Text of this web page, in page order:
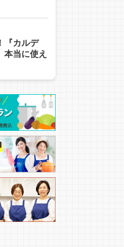
『カルデ
本当に使え